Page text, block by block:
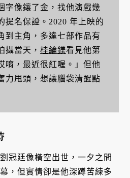
字像鑲了金，找他演戲幾
提名保證。2020 年上映的
到主角，多達七部作品有
攝當天， 桂綸鎂看見他第
唷，最近很紅喔。」但他
力甩頭，想讓腦袋清醒點
冠廷像橫空出世，一夕之間
，但實情卻是他深蹲苦練多